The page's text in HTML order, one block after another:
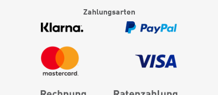
Zahlungsarten